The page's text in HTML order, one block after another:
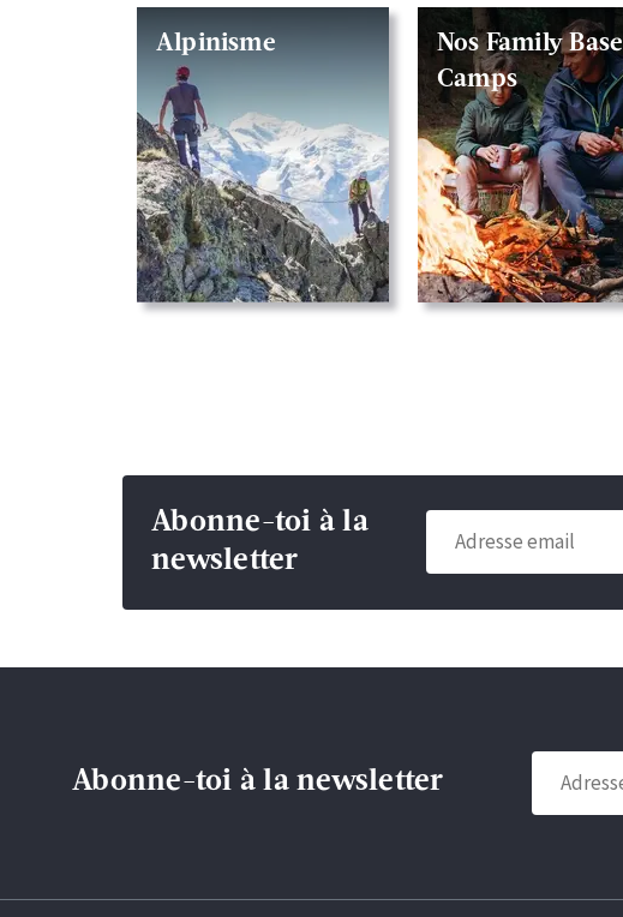
Alpinisme
Nos Family Base
Camps
Abonne-toi à la
newsletter
Abonne-toi à la newsletter